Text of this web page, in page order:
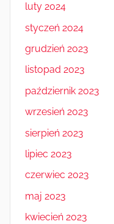
luty 2024
styczeń 2024
grudzień 2023
listopad 2023
październik 2023
wrzesień 2023
sierpień 2023
lipiec 2023
czerwiec 2023
maj 2023
kwiecień 2023